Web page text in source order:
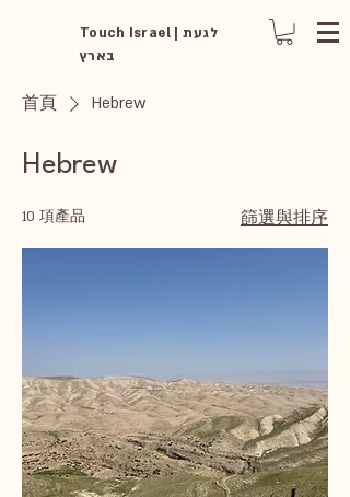
Touch Israel | לגעת
בארץ
首頁 Hebrew
Hebrew
10 項產品 篩選與排序